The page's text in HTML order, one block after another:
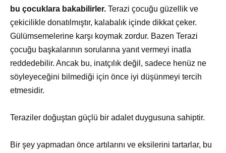
bu çocuklara bakabilirler. Terazi çocuğu güzellik ve
çekicilikle donatılmıştır, kalabalık içinde dikkat çeker.
Gülümsemelerine karşı koymak zordur. Bazen Terazi
çocuğu başkalarının sorularına yanıt vermeyi inatla
reddedebilir. Ancak bu, inatçılık değil, sadece henüz ne
söyleyeceğini bilmediği için önce iyi düşünmeyi tercih
etmesidir.
Teraziler doğuştan güçlü bir adalet duygusuna sahiptir.
Bir şey yapmadan önce artılarını ve eksilerini tartarlar, bu